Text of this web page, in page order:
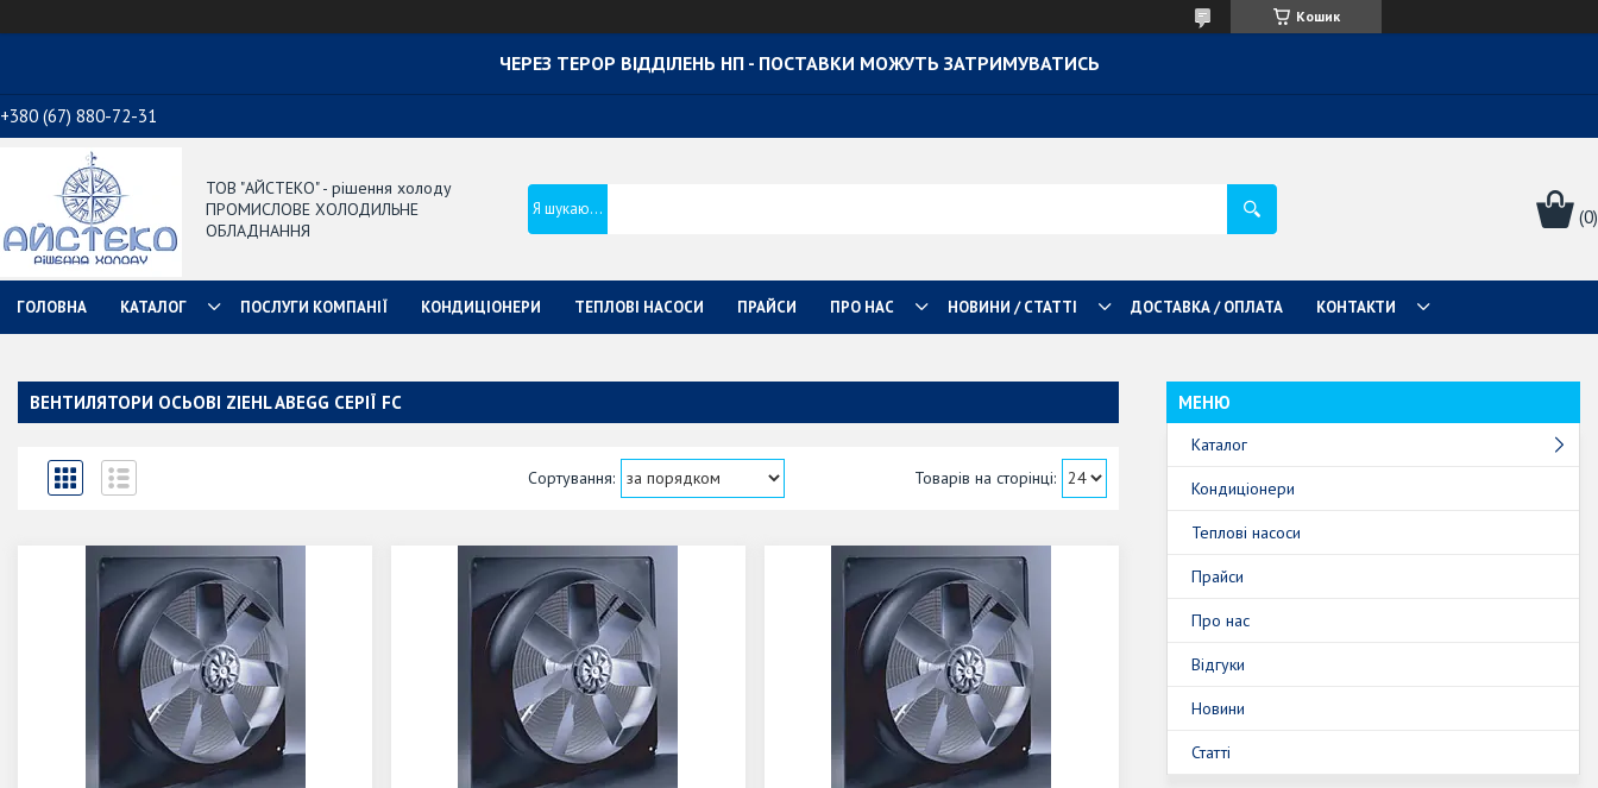
Кошик
ЧЕРЕЗ ТЕРОР ВІДДІЛЕНЬ НП - ПОСТАВКИ МОЖУТЬ ЗАТРИМУВАТИСЬ
+380 (67) 880-72-31
ТОВ "АЙСТЕКО" - рішення холоду
ПРОМИСЛОВЕ ХОЛОДИЛЬНЕ
ОБЛАДНАННЯ
ГОЛОВНА КАТАЛОГ ПОСЛУГИ КОМПАНІЇ КОНДИЦІОНЕРИ ТЕПЛОВІ НАСОСИ ПРАЙСИ ПРО НАС НОВИНИ / СТАТТІ ДОСТАВКА / ОПЛАТА КОНТАКТИ
ВЕНТИЛЯТОРИ ОСЬОВІ ZIEHL ABEGG СЕРІЇ FC
Каталог
Кондиціонери
Теплові насоси
Прайси
Про нас
Відгуки
Новини
Статті